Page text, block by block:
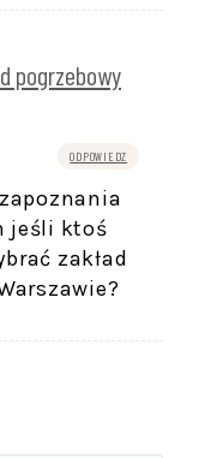
pogrzebowy
ODPOWIEDZ
jeśli ktoś
zakład